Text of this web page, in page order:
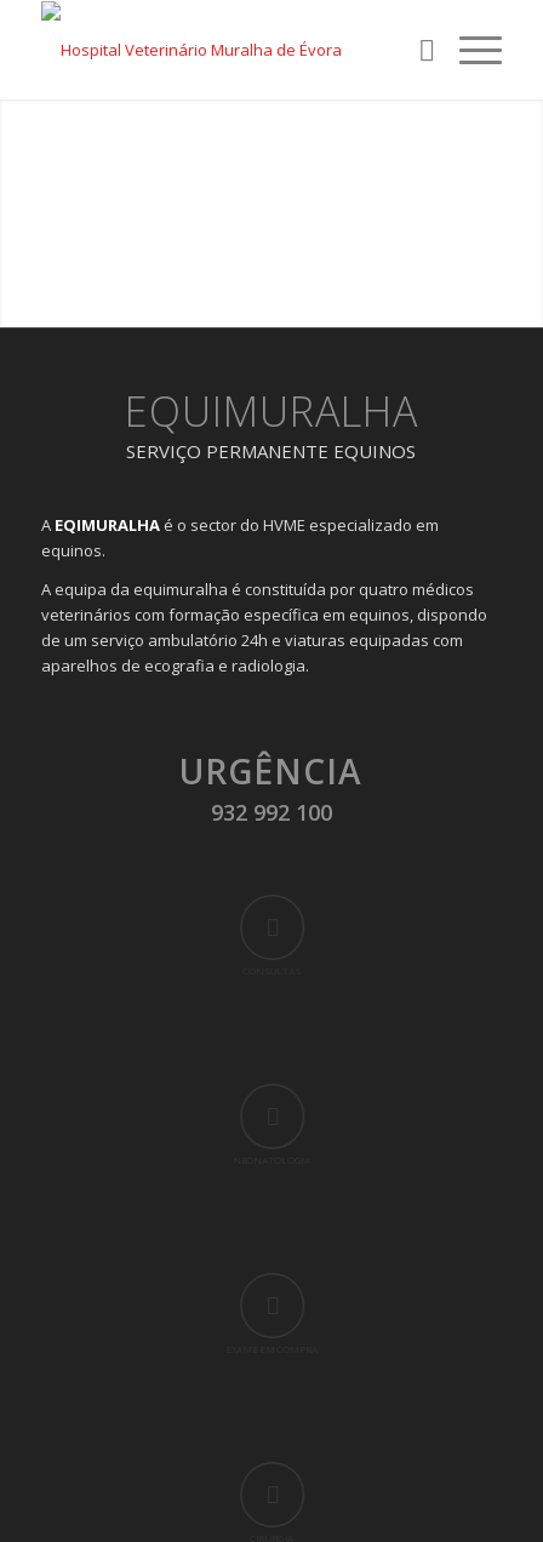
EQUIMURALHA
SERVIÇO PERMANENTE EQUINOS
A EQIMURALHAé o sector do HVME especializado em
equinos.
A equipa da equimuralha é constituída por quatro médicos
veterinários com formação específica em equinos, dispondo
de um serviço ambulatório 24h e viaturas equipadas com
aparelhos de ecografia e radiologia.
URGÊNCIA
932 992 100